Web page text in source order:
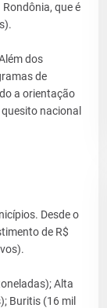
que é
dos
de
a orientação
nacional
Desde o
de R$
Alta
Buritis (16 mil